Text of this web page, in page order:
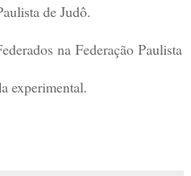
de Judô.
na Federação Paulista
experimental.